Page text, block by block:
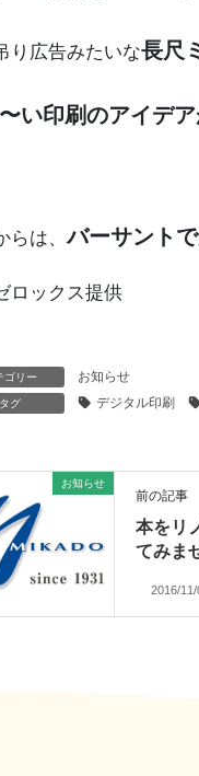
り広告みたいな長尺
い印刷のアイデ
らは、バーサント
ロックス提供
ゴリー お知らせ
タグ デジタル印刷
お知らせ
前の記事
本をリ
てみま
2016/11/